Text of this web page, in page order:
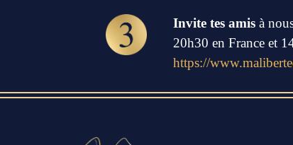
Invite tes amisà
20h30 en France et
https://